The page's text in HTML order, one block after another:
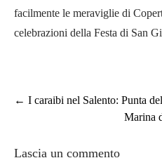
facilmente le meraviglie di
celebrazioni della Festa di San
Post
← I caraibi nel Salento: Punta
Marina
Lascia un commento